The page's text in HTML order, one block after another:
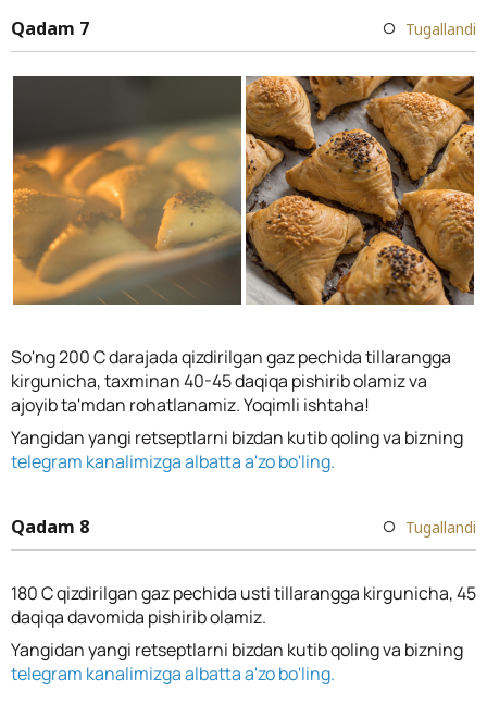
Qadam 7 Tugallandi
So'ng 200 C darajada qizdirilgan gaz pechida tillarangga
kirgunicha, taxminan 40-45 daqiqa pishirib olamiz va
ajoyib ta'mdan rohatlanamiz. Yoqimli ishtaha!
Yangidan yangi retseptlarni bizdan kutib qoling va bizning
telegram kanalimizga albatta a'zo bo'ling.
Qadam 8 Tugallandi
180 C qizdirilgan gaz pechida usti tillarangga kirgunicha, 45
daqiqa davomida pishirib olamiz.
Yangidan yangi retseptlarni bizdan kutib qoling va bizning
telegram kanalimizga albatta a'zo bo'ling.